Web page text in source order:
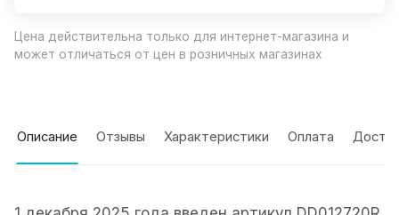
Цена действительна только для интернет-магазина и
может отличаться от цен в розничных магазинах
Описание Отзывы Характеристики Оплата